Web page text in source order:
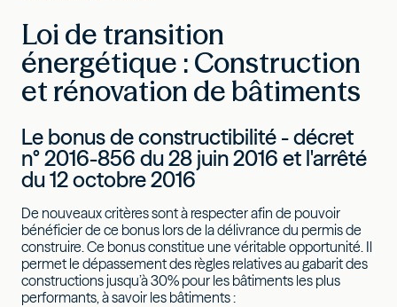
Loi de transition
énergétique : Construction
et rénovation de bâtiments
Le bonus de constructibilité - décret
n° 2016-856 du 28 juin 2016 et l'arrêté
du 12 octobre 2016
De nouveaux critères sont à respecter afin de pouvoir
bénéficier de ce bonus lors de la délivrance du permis de
construire. Ce bonus constitue une véritable opportunité. Il
permet le dépassement des règles relatives au gabarit des
constructions jusqu’à 30% pour les bâtiments les plus
performants, à savoir les bâtiments :